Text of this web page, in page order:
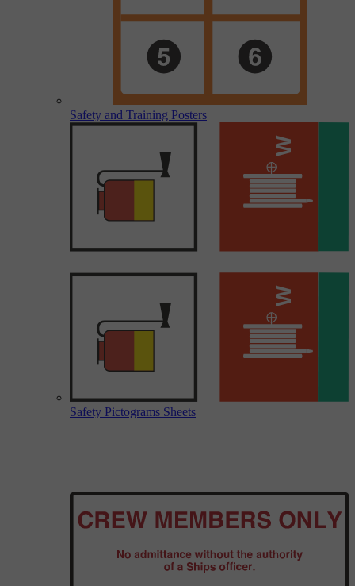
Safety and Training Posters
Safety Pictograms Sheets